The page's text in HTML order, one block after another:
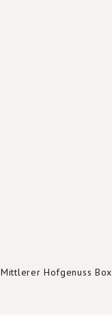
Mittlerer Hofgenuss Box